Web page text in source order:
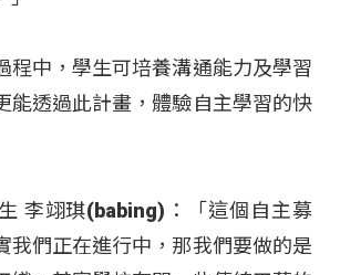
程中，學生可培養溝通能力及學習
能透過此計畫，體驗自主學習的快
李翊琪(babing)：「這個自主募
我們正在進行中，那我們要做的是